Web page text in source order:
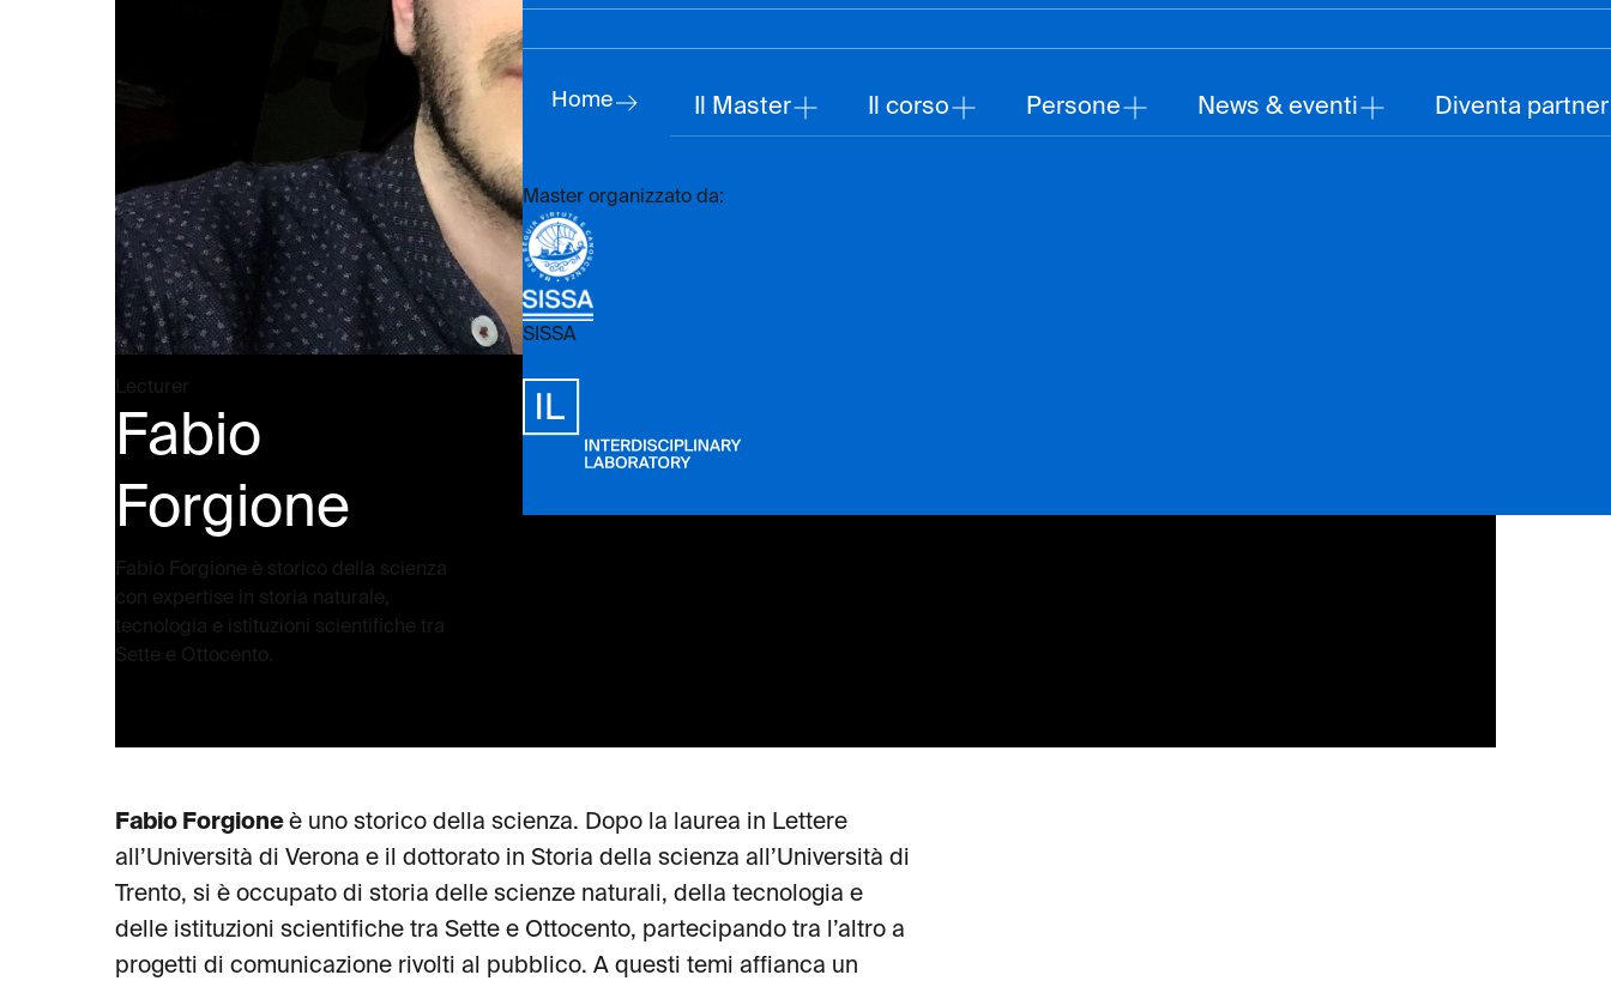
Home Il Master Il corso Persone News & eventi Diventa partner
Master organizzato da:
SISSA
Lecturer
Fabio
Forgione
Fabio Forgione è storico della scienza
con expertise in storia naturale,
tecnologia e istituzioni scientifiche tra
Sette e Ottocento.
Fabio Forgione è uno storico della scienza. Dopo la laurea in Lettere
all’Università di Verona e il dottorato in Storia della scienza all’Università di
Trento, si è occupato di storia delle scienze naturali, della tecnologia e
delle istituzioni scientifiche tra Sette e Ottocento, partecipando tra l’altro a
progetti di comunicazione rivolti al pubblico. A questi temi affianca un